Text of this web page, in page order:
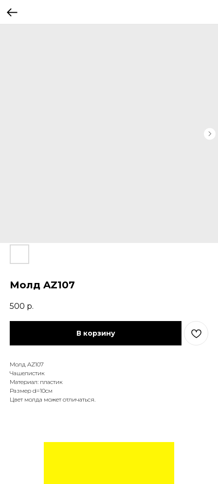
Молд AZ107
500 р.
В корзину
Молд AZ107
Чашелистик
Материал: пластик
Размер d=10см
Цвет молда может отличаться.